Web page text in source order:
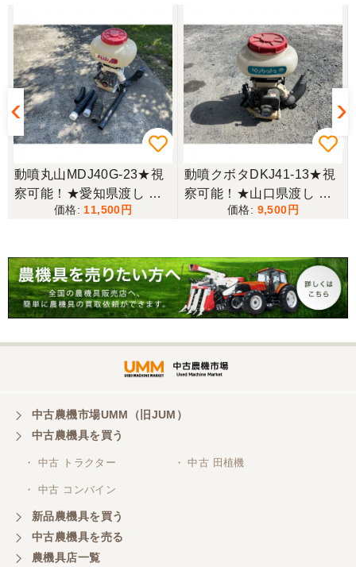
東京都／yuikanoa
いろいろな質問にもすぐに答えていただき 引き取り
時にも親切な対応をありがとうございました。又機
会があれば宜しくお願いします。ありがとうござい
ます。
エンジンが一発でかかり嬉しかったです。
対応が良く、機械も良いようです。
東京都／購入者
東京都／がーさん
その日に評価しましたが届いてませんか？ 届いてな
ければ再度送信しますが。 大橋粉砕機です。
東京都／がーさん
なんだかんだ積み込みまでして頂き助かりました！
動噴丸山MDJ40G-23★視
察可能！★愛知県渡し 丸
山 噴霧器 MDJ40G-23 背
剤対応 現状渡し【P11432
285】
11,500
動噴クボタDKJ41-13★視
察可能！★山口県渡し ク
ボタ 背負動噴 DKJ41-13
現状渡し【P11367092】
9,500
中古農機市場UMM（旧JUM）
中古農機具を買う
・ 中古 トラクター ・ 中古 田植機
・ 中古 コンバイン
新品農機具を買う
中古農機具を売る
農機具店一覧